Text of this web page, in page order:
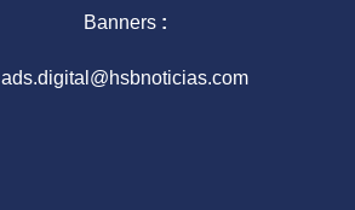
Banners :
ads.digital@hsbnoticias.com